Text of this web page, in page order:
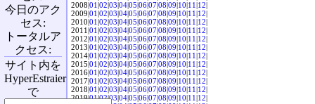
2008|01|02|03|04|05|06|07|08|09|10|11|12|
2009|01|02|03|04|05|06|07|08|09|10|11|12|
2010|01|02|03|04|05|06|07|08|09|10|11|12|
2011|01|02|03|04|05|06|07|08|09|10|11|12|
2012|01|02|03|04|05|06|07|08|09|10|11|12|
2013|01|02|03|04|05|06|07|08|09|10|11|12|
2014|01|02|03|04|05|06|07|08|09|10|11|12|
2015|01|02|03|04|05|06|07|08|09|10|11|12|
2016|01|02|03|04|05|06|07|08|09|10|11|12|
2017|01|02|03|04|05|06|07|08|09|10|11|12|
2018|01|02|03|04|05|06|07|08|09|10|11|12|
2019|01|02|03|04|05|06|07|08|09|10|11|12|
今日のアク
セス:
トータルア
クセス:
サイト内を
HyperEstraier
で